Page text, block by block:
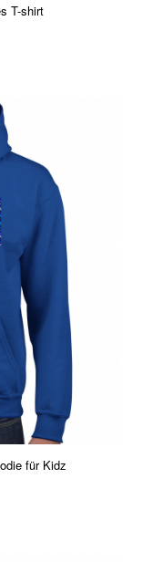
T-shirt
für Kidz